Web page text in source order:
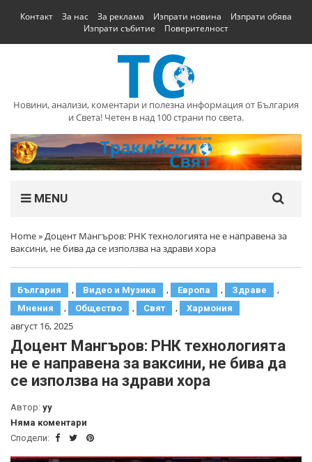
Контакт За нас За реклама Изпрати новина
Изпрати обява
Изпрати събитие
Поверителност
Новини, анализи, коментари и полезна информация от България
и Света! Четен в над 100 страни по света.
MENU
Home»Доцент Мангъров: РНК технологията не е направена за
ваксини, не бива да се използва на здрави хора
България , Видео и Музика , Европа , Здраве ,
Мнения , Общество , Свят , Хармония
август 16, 2025
Доцент Мангъров: РНК технологията
не е направена за ваксини, не бива да
се използва на здрави хора
Автор: yy
Няма коментари
Сподели: